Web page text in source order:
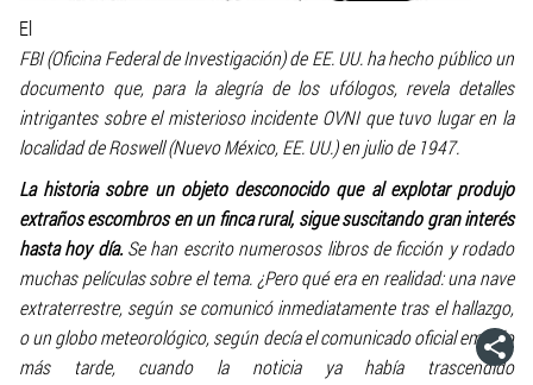
El
FBI (Oficina Federal de Investigación) de EE. UU. ha hecho público un
documento que, para la alegría de los ufólogos, revela detalles
intrigantes sobre el misterioso incidente OVNI que tuvo lugar en la
localidad de Roswell (Nuevo México, EE. UU.) en julio de 1947.
La historia sobre un objeto desconocido que al explotar produjo
extraños escombros en un finca rural, sigue suscitando gran interés
hasta hoy día.Se han escrito numerosos libros de ficción y rodado
muchas películas sobre el tema. ¿Pero qué era en realidad: una nave
extraterrestre, según se comunicó inmediatamente tras el hallazgo,
o un globo meteorológico, según decía el comunicado oficial emitido
más tarde, cuando la noticia ya había trascendido